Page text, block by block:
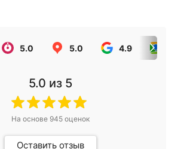
5.0 5.0 4.9
5.0 из 5
На основе 945оценок
Оставить отзыв